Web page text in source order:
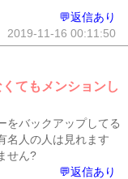
💬返信あり
2019-11-16 00:11:50
てもメンションし
をバックアップしてる
名人の人は見れます
せん?
💬返信あり